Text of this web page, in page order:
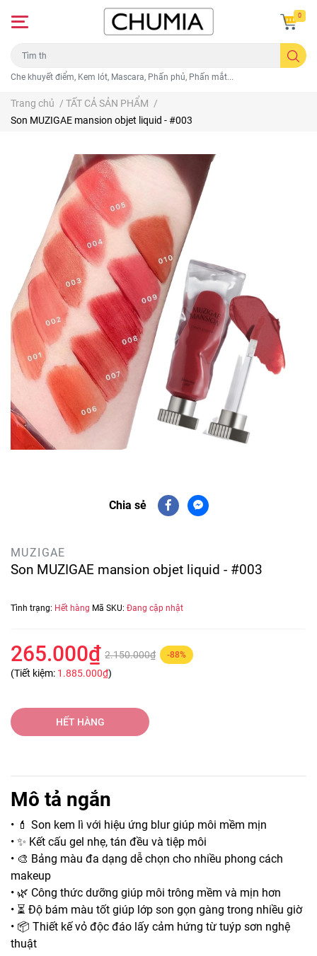
Che khuyết điểm, Kem lót, Mascara, Phấn phủ, Phấn mắt...
0
Trang chủ / TẤT CẢ SẢN PHẨM /
Son MUZIGAE mansion objet liquid - #003
Chia sẻ
MUZIGAE
Son MUZIGAE mansion objet liquid - #003
Tình trạng: Hết hàng Mã SKU: Đang cập nhật
265.000₫ 2.150.000₫ -88%
(Tiết kiệm: 1.885.000₫)
HẾT HÀNG
Mô tả ngắn
• 💄 Son kem lì với hiệu ứng blur giúp môi mềm mịn
• ✨ Kết cấu gel nhẹ, tán đều và tiệp môi
• 🎨 Bảng màu đa dạng dễ chọn cho nhiều phong cách
makeup
• 🌿 Công thức dưỡng giúp môi trông mềm và mịn hơn
• ⏳ Độ bám màu tốt giúp lớp son gọn gàng trong nhiều giờ
• 📦 Thiết kế vỏ độc đáo lấy cảm hứng từ tuýp sơn nghệ
thuật